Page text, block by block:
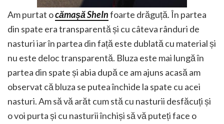
Am purtat ocămașă SheInfoarte drăguță. În partea
din spate era transparentă și cu câteva rânduri de
nasturi iar în partea din față este dublată cu material și
nu este deloc transparentă. Bluza este mai lungă în
partea din spate și abia după ce am ajuns acasă am
observat că bluza se putea închide la spate cu acei
nasturi. Am să vă arăt cum stă cu nasturii desfăcuți și
o voi purta și cu nasturii închiși să vă puteți face o